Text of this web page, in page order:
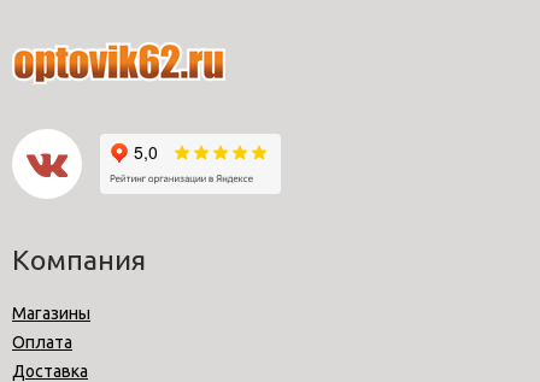
Компания
Магазины
Оплата
Доставка